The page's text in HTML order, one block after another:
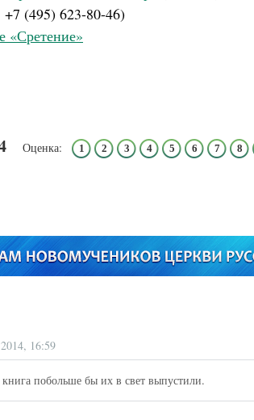
(495) 623-80-46)
«Сретение»
Оценка: 1 2 3 4 5 6 7 8
16:59
побольше бы их в свет выпустили.